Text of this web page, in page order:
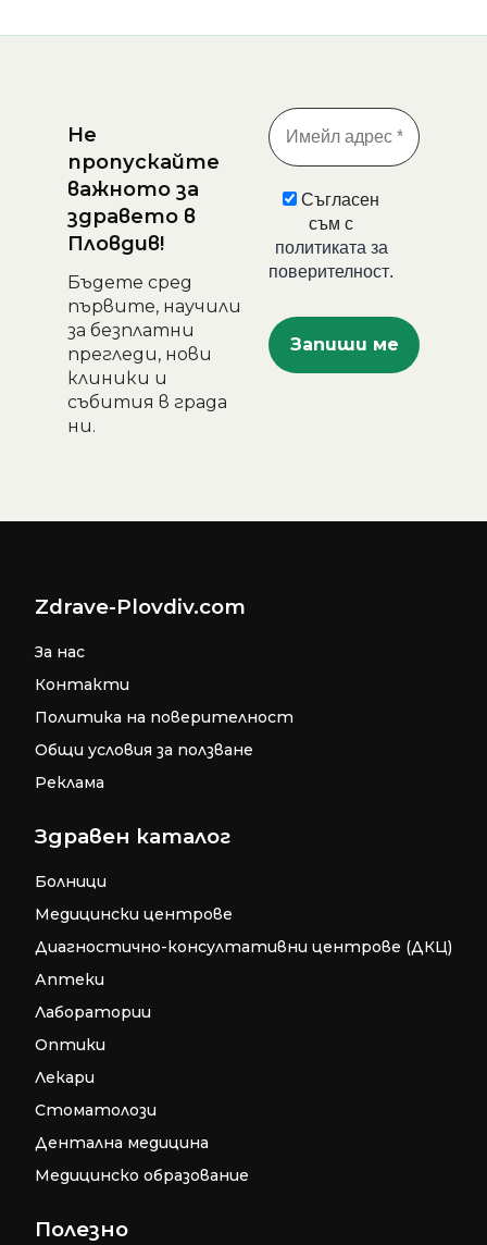
Не
пропускайте
важното за
здравето в
Пловдив!
Бъдете сред
първите, научили
за безплатни
прегледи, нови
клиники и
събития в града
ни.
Съгласен
съм с
политиката за
поверителност.
Zdrave-Plovdiv.com
За нас
Контакти
Политика на поверителност
Общи условия за ползване
Реклама
Здравен каталог
Болници
Медицински центрове
Диагностично-консултативни центрове (ДКЦ)
Аптеки
Лаборатории
Оптики
Лекари
Стоматолози
Дентална медицина
Медицинско образование
Полезно